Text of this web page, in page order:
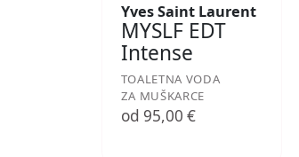
Yves Saint Laurent
MYSLF EDT
Intense
TOALETNA VODA
ZA MUŠKARCE
od 95,00 €